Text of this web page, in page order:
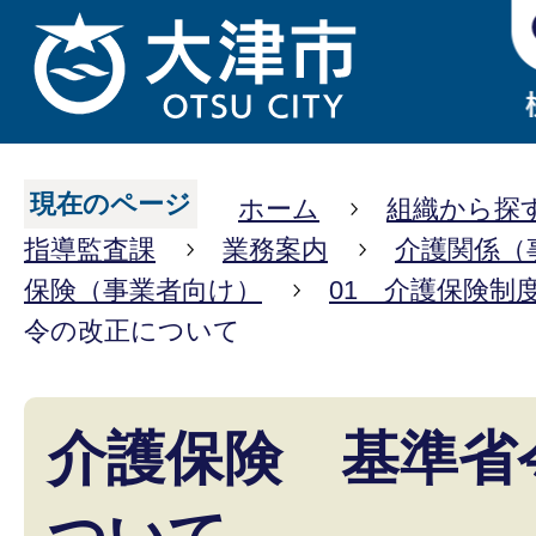
現在のページ ホーム
組織から探
指導監査課
業務案内
介護関係（
保険（事業者向け）
01 介護保険制
令の改正について
介護保険 基準省